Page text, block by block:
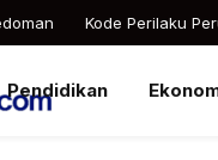
Kode Perilaku
Pendidikan